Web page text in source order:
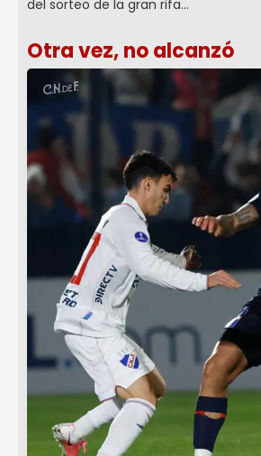
del sorteo de la gran rifa…
Otra vez, no alcanzó